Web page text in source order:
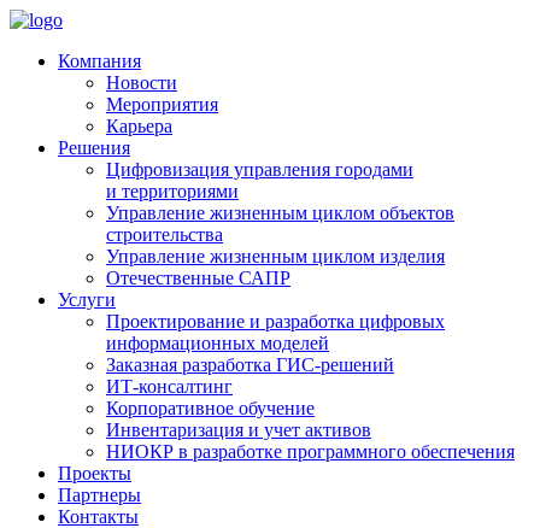
Компания
Новости
Мероприятия
Карьера
Решения
Цифровизация управления городами
и территориями
Управление жизненным циклом объектов
строительства
Управление жизненным циклом изделия
Отечественные САПР
Услуги
Проектирование и разработка цифровых
информационных моделей
Заказная разработка ГИС‑решений
ИТ-консалтинг
Корпоративное обучение
Инвентаризация и учет активов
НИОКР в разработке программного обеспечения
Проекты
Партнеры
Контакты